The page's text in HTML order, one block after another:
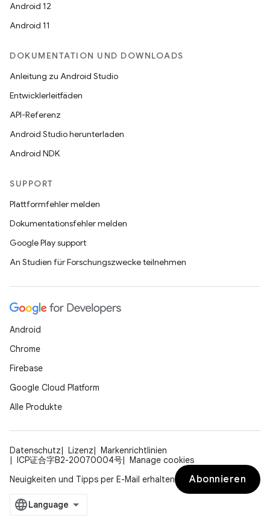
Android 12
Android 11
DOKUMENTATION UND DOWNLOADS
Anleitung zu Android Studio
Entwicklerleitfäden
API-Referenz
Android Studio herunterladen
Android NDK
SUPPORT
Plattformfehler melden
Dokumentationsfehler melden
Google Play support
An Studien für Forschungszwecke teilnehmen
Android
Chrome
Firebase
Google Cloud Platform
Alle Produkte
Datenschutz Lizenz
Markenrichtlinien
ICP证合字B2-20070004号
Manage cookies
Neuigkeiten und Tipps per E-Mail erhalten
Abonnieren